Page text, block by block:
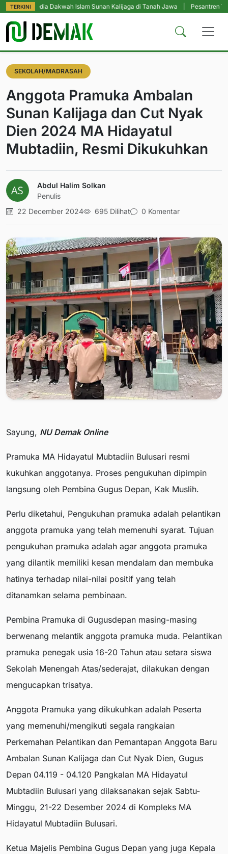
TERKINI
Dakwah Islam Sunan Kalijaga di Tanah Jawa | Pesantren Tetap
SEKOLAH/MADRASAH
Anggota Pramuka Ambalan
Sunan Kalijaga dan Cut Nyak
Dien 2024 MA Hidayatul
Mubtadiin, Resmi Dikukuhkan
Abdul Halim Solkan
Penulis
22 December 2024
695 Dilihat 0 Komentar
Sayung, NU Demak Online
Pramuka MA Hidayatul Mubtadiin Bulusari resmi
kukuhkan anggotanya. Proses pengukuhan dipimpin
langsung oleh Pembina Gugus Depan, Kak Muslih.
Perlu diketahui, Pengukuhan pramuka adalah pelantikan
anggota pramuka yang telah memenuhi syarat. Tujuan
pengukuhan pramuka adalah agar anggota pramuka
yang dilantik memiliki kesan mendalam dan membuka
hatinya terhadap nilai-nilai positif yang telah
ditanamkan selama pembinaan.
Pembina Pramuka di Gugusdepan masing-masing
berwenang melantik anggota pramuka muda. Pelantikan
pramuka penegak usia 16-20 Tahun atau setara siswa
Sekolah Menengah Atas/sederajat, dilakukan dengan
mengucapkan trisatya.
Anggota Pramuka yang dikukuhkan adalah Peserta
yang memenuhi/mengikuti segala rangkaian
Perkemahan Pelantikan dan Pemantapan Anggota Baru
Ambalan Sunan Kalijaga dan Cut Nyak Dien, Gugus
Depan 04.119 - 04.120 Pangkalan MA Hidayatul
Mubtadiin Bulusari yang dilaksanakan sejak Sabtu-
Minggu, 21-22 Desember 2024 di Kompleks MA
Hidayatul Mubtadiin Bulusari.
Ketua Majelis Pembina Gugus Depan yang juga Kepala